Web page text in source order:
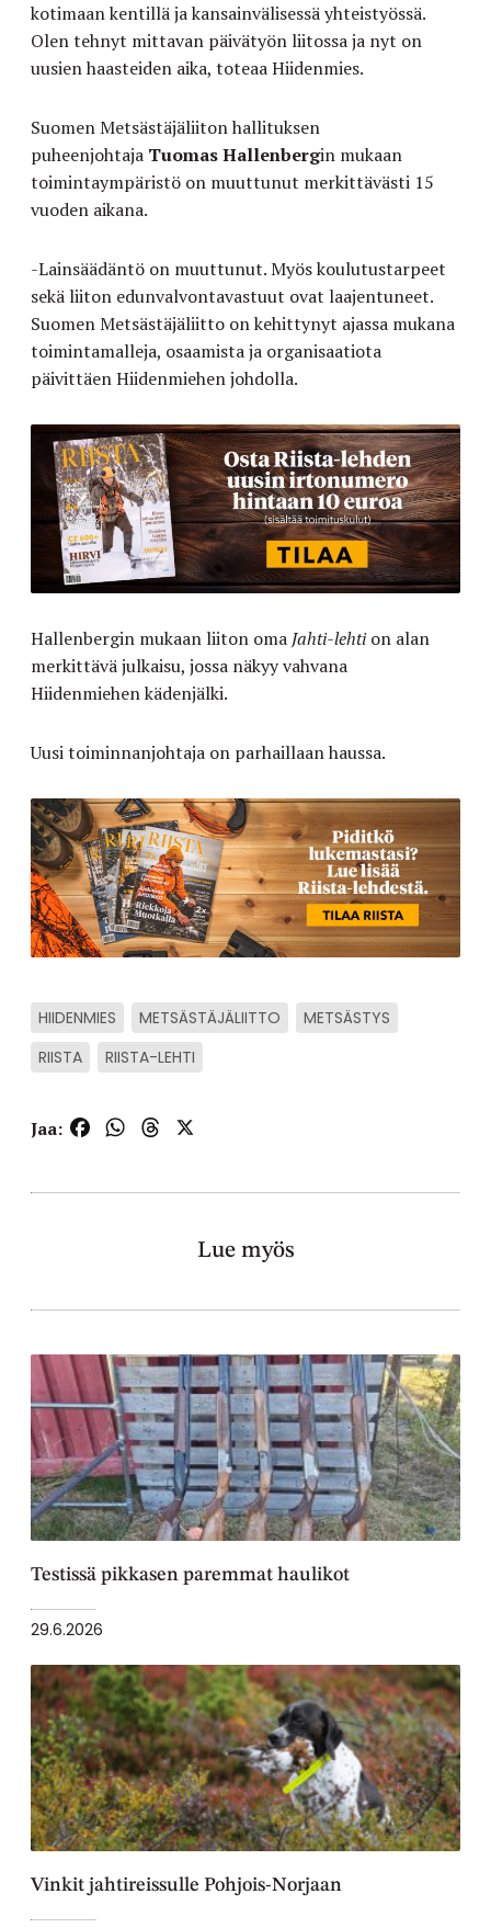
kotimaan kentillä ja kansainvälisessä yhteistyössä.
Olen tehnyt mittavan päivätyön liitossa ja nyt on
uusien haasteiden aika, toteaa Hiidenmies.
Suomen Metsästäjäliiton hallituksen
puheenjohtaja Tuomas Hallenbergin mukaan
toimintaympäristö on muuttunut merkittävästi 15
vuoden aikana.
-Lainsäädäntö on muuttunut. Myös koulutustarpeet
sekä liiton edunvalvontavastuut ovat laajentuneet.
Suomen Metsästäjäliitto on kehittynyt ajassa mukana
toimintamalleja, osaamista ja organisaatiota
päivittäen Hiidenmiehen johdolla.
Hallenbergin mukaan liiton oma Jahti-lehtion alan
merkittävä julkaisu, jossa näkyy vahvana
Hiidenmiehen kädenjälki.
Uusi toiminnanjohtaja on parhaillaan haussa.
HIIDENMIES METSÄSTÄJÄLIITTO
METSÄSTYS
RIISTA
RIISTA-LEHTI
Jaa: FacebookWhatsApp
Threads
Lue myös
Testissä pikkasen paremmat haulikot
29.6.2026
Vinkit jahtireissulle Pohjois-Norjaan